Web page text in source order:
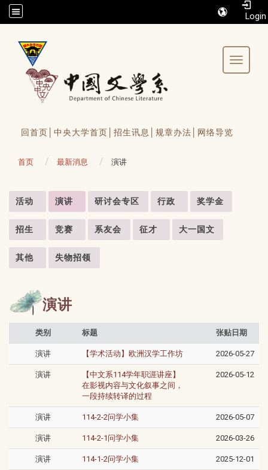
/accesskey"" title="Toolbar">:::
Toggle
回首页│ 中央大学首页│ 招生讯息│ 规章办法│ 网络导览
首页 最新消息 演讲
活动 演讲 研讨会专区 行政 奖学金
招生 竞赛 系友会 征才 大一国文
其他 失物招领
演讲
类别 标题 张贴日期
演讲 【学术活动】欧洲汉学工作坊 2026-05-27
演讲
【中文系114学年职涯讲座】
在影视内容与文化叙事之间，
一段持续转译的过程
2026-05-12
演讲 114-2-2问学小集 2026-05-07
演讲 114-2-1问学小集 2026-03-26
演讲 114-1-2问学小集 2025-12-01